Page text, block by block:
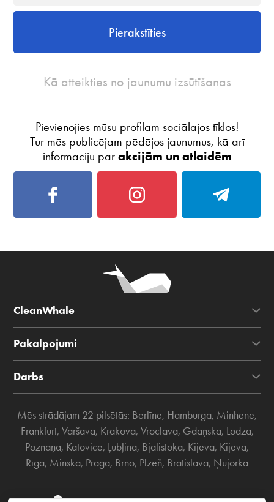
Pierakstīties
Kā atteikties no jaunumu izsūtīšanas
Pievienojies mūsu profilam sociālajos tīklos!
Tur mēs publicējam pēdējos jaunumus, kā arī
informāciju par akcijām un atlaidēm
CleanWhale
Pakalpojumi
Darbs
Mēs strādājam 22 pilsētās: Berlīne, Hamburga, Minhene,
Frankfurt, Varšava, Krakova, Vroclava, Gdaņska, Lodza,
Poznaņa, Katovice, Ļubļina, Bjalistoka, Kijeva, Kijeva,
Rīga, Minska, Prāga, Brno, Plzeň, Bratislava, Ņujorka